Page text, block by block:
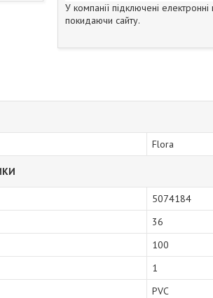
У компанії підключені
покидаючи сайту.
Flora
5074184
36
100
1
PVC